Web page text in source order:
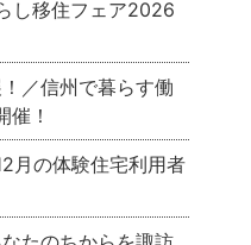
し移住フェア2026
／信州で暮らす働
催！
月の体験住宅利用者